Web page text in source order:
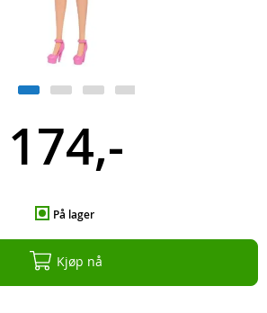
174,-
På lager
Kjøp nå